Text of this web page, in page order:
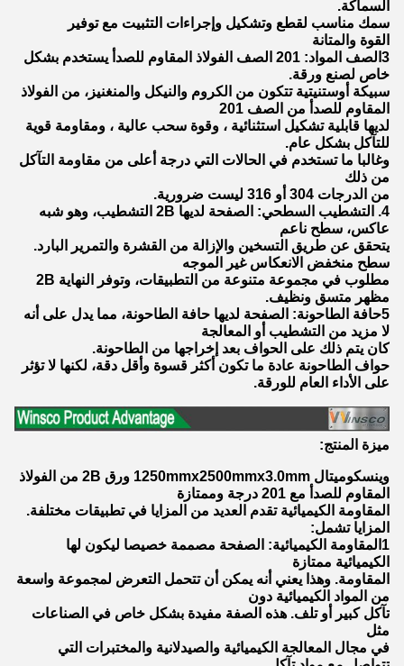
السماكة.
سمك مناسب لقطع وتشكيل وإجراءات التثبيت مع توفير
القوة والمتانة
3الصف المواد: 201 الصف الفولاذ المقاوم للصدأ يستخدم بشكل
خاص لصنع ورقة.
سبيكة أوستنيتية تتكون من الكروم والنيكل والمنغنيز، من الفولاذ
المقاوم للصدأ من الصف 201
لديها قابلية تشكيل استثنائية ، وقوة سحب عالية ، ومقاومة قوية
للتآكل بشكل عام.
وغالبا ما تستخدم في الحالات التي درجة أعلى من مقاومة التآكل
من ذلك
من الدرجات 304 أو 316 ليست ضرورية.
4. التشطيب السطحي: الصفحة لديها 2B التشطيب، وهو شبه
عاكس، سطح ناعم
يتحقق عن طريق التسخين والإزالة من القشرة والتمرير البارد.
سطح منخفض الانعكاس غير الموجه
مطلوب في مجموعة متنوعة من التطبيقات، وتوفر النهاية 2B
مظهر متسق ونظيف.
5حافة الطاحونة: الصفحة لديها حافة الطاحونة، مما يدل على أنه
لا مزيد من التشطيب أو المعالجة
كان يتم ذلك على الحواف بعد إخراجها من الطاحونة.
حواف الطاحونة عادة ما تكون أكثر قسوة وأقل دقة، لكنها لا تؤثر
على الأداء العام للورقة.
ميزة المنتج:
وينسكوميتال 1250mmx2500mmx3.0mm ورق 2B من الفولاذ
المقاوم للصدأ مع 201 درجة وممتازة
المقاومة الكيميائية تقدم العديد من المزايا في تطبيقات مختلفة.
المزايا تشمل:
1المقاومة الكيميائية: الصفحة مصممة خصيصا ليكون لها
الكيميائية ممتازة
المقاومة. وهذا يعني أنه يمكن أن تتحمل التعرض لمجموعة واسعة
من المواد الكيميائية دون
تآكل كبير أو تلف. هذه الصفة مفيدة بشكل خاص في الصناعات
مثل
في مجال المعالجة الكيميائية والصيدلانية والمختبرات التي